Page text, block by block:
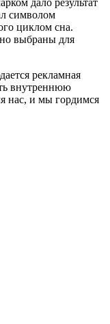
символом
циклом сна.
выбраны для
рекламная
внутреннюю
нас, и мы гордимся